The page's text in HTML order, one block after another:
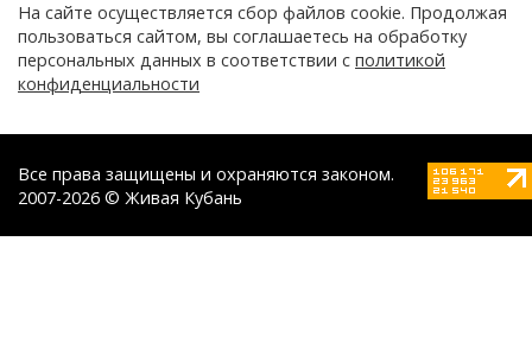
На сайте осуществляется сбор файлов cookie. Продолжая
пользоваться сайтом, вы соглашаетесь на обработку
персональных данных в соответствии с политикой
конфиденциальности
Все права защищены и охраняются законом.
2007-2026 © Живая Кубань